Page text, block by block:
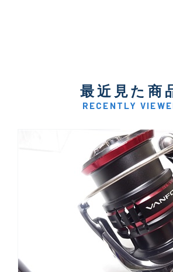
最近見た商
RECENTLY